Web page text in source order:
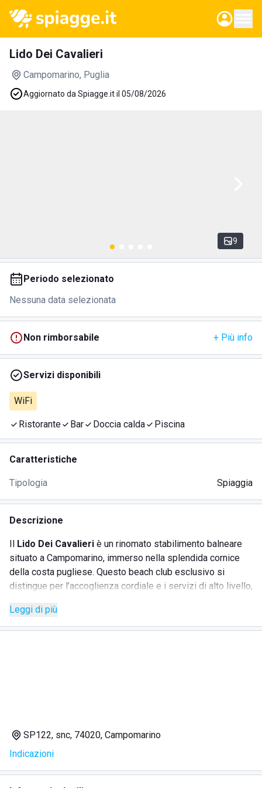
Lido Dei Cavalieri
Campomarino, Puglia
Aggiornato da Spiagge.it il 05/08/2026
9
Periodo selezionato
Nessuna data selezionata
Non rimborsabile + Più info
Servizi disponibili
WiFi
Ristorante Bar Doccia calda Piscina
Caratteristiche
Tipologia Spiaggia
Descrizione
Il Lido Dei Cavalieri è un rinomato stabilimento balneare
situato a Campomarino, immerso nella splendida cornice
della costa pugliese. Questo beach club esclusivo si
distingue per l’accoglienza cordiale e i servizi di alto livello,
comfort e relax. Rivolgendosi a una clientela variegata, il
Lido Dei Cavalieri offre un’esperienza indimenticabile
Ristorante sul mare con piatti tipici locali
Area relax con vista panoramica
Docce e cabine private per comodità
Leggi di più
SP122, snc, 74020, Campomarino
Indicazioni